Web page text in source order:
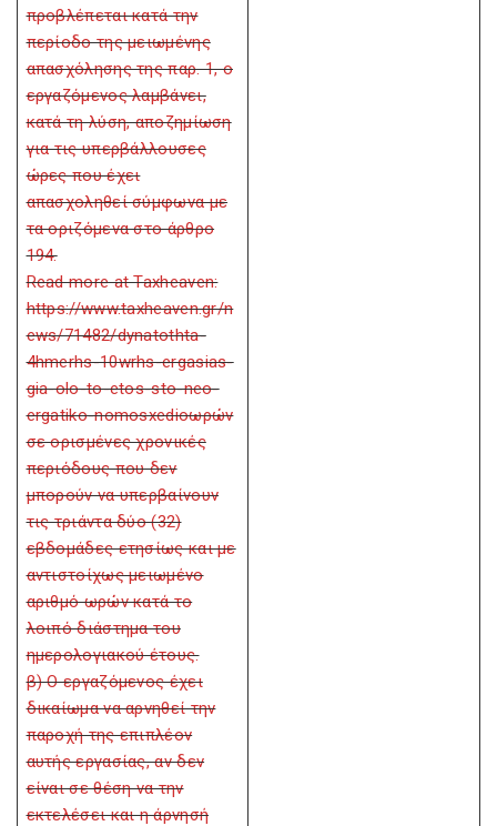
προβλέπεται κατά την
περίοδο της μειωμένης
απασχόλησης της παρ. 1, ο
εργαζόμενος λαμβάνει,
κατά τη λύση, αποζημίωση
για τις υπερβάλλουσες
ώρες που έχει
απασχοληθεί σύμφωνα με
τα οριζόμενα στο άρθρο
194.
Read more at Taxheaven:
https://www.taxheaven.gr/n
ews/71482/dynatothta-
4hmerhs-10wrhs-ergasias-
gia-olo-to-etos-sto-neo-
ergatiko-nomosxedioωρών
σε ορισμένες χρονικές
περιόδους που δεν
μπορούν να υπερβαίνουν
τις τριάντα δύο (32)
εβδομάδες ετησίως και με
αντιστοίχως μειωμένο
αριθμό ωρών κατά το
λοιπό διάστημα του
ημερολογιακού έτους.
β) Ο εργαζόμενος έχει
δικαίωμα να αρνηθεί την
παροχή της επιπλέον
αυτής εργασίας, αν δεν
είναι σε θέση να την
εκτελέσει και η άρνησή